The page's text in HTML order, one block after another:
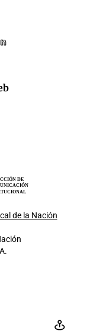
DE
de la Nación